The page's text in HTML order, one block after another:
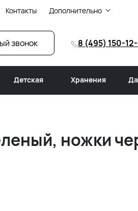
Контакты Дополнительно
звонок 8 (495) 150-
Детская Хранения
ножки